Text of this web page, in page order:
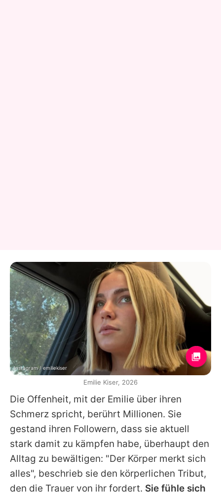
Die Offenheit, mit der Emilie über ihren
Schmerz spricht, berührt Millionen. Sie
gestand ihren Followern, dass sie aktuell
stark damit zu kämpfen habe, überhaupt den
Alltag zu bewältigen: "Der Körper merkt sich
alles", beschrieb sie den körperlichen Tribut,
den die Trauer von ihr fordert. Sie fühle sich
Instagram / emiliekiser
Emilie Kiser, 2026